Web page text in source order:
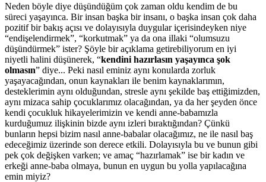
Neden böyle diye düşündüğüm çok zaman oldu kendim de bu
süreci yaşayınca. Bir insan başka bir insanı, o başka insan çok daha
pozitif bir bakış açısı ve dolayısıyla duygular içerisindeyken niye
“endişelendirmek”, “korkutmak” ya da ona illaki “olumsuzu
düşündürmek” ister? Şöyle bir açıklama getirebiliyorum en iyi
niyetli halini düşünerek, “kendini hazırlasın yaşayınca şok
olmasın” diye... Peki nasıl eminiz aynı konularda zorluk
yaşayacağından, onun kaynakları ile benim kaynaklarımın,
desteklerimin aynı olduğundan, stresle aynı şekilde baş ettiğimizden,
aynı mizaca sahip çocuklarımız olacağından, ya da her şeyden önce
kendi çocukluk hikayelerimizin ve kendi anne-babamızla
kurduğumuz ilişkinin bizde aynı izleri bıraktığından? Çünkü
bunların hepsi bizim nasıl anne-babalar olacağımız, ne ile nasıl baş
edeceğimiz üzerinde son derece etkili. Dolayısıyla bu ve bunun gibi
pek çok değişken varken; ve amaç “hazırlamak” ise bir kadın ve
erkeği anne-baba olmaya, bunun en uygun bu yolla yapılacağına
emin miyiz?